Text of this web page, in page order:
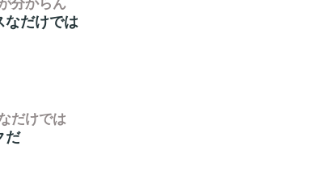
分からん
なだけでは
だけでは
だ